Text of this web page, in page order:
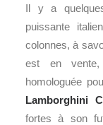
Il y a
puissante
colonnes, à
est en vente,
homologuée
Lamborghini
fortes à son